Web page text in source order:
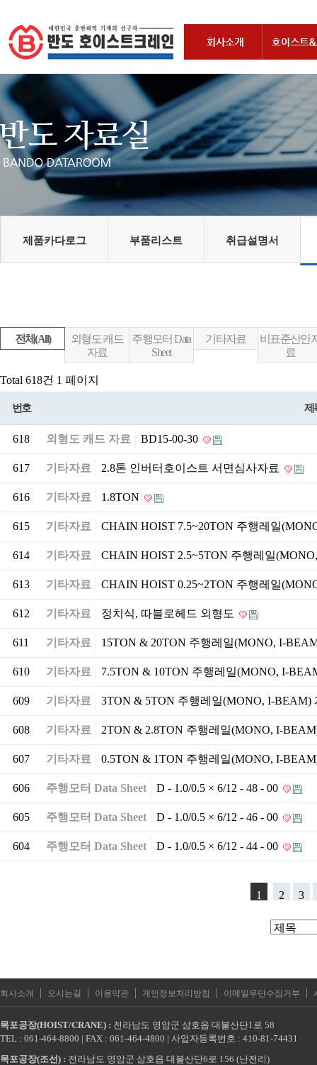
제품카다로그 부품리스트 취급설명서
전체(All)
외형도 캐드
자료
주행모터 Data
Sheet
기타자료
비표준산안
료
Total 618건 1 페이지
번호 제
618 외형도 캐드 자료 BD15-00-30
617 기타자료 2.8톤 인버터호이스트 서면심사자료
616 기타자료 1.8TON
615 기타자료 CHAIN HOIST 7.5~20TON 주행레일
614 기타자료 CHAIN HOIST 2.5~5TON 주행레일
613 기타자료 CHAIN HOIST 0.25~2TON 주행레일
612 기타자료 정치식, 따블로헤드 외형도
611 기타자료 15TON & 20TON 주행레일(MONO, I-
610 기타자료 7.5TON & 10TON 주행레일(MONO, I-
609 기타자료 3TON & 5TON 주행레일(MONO, I-BEAM)
608 기타자료 2TON & 2.8TON 주행레일(MONO, I-
607 기타자료 0.5TON & 1TON 주행레일(MONO, I-
606 주행모터 Data Sheet D - 1.0/0.5 × 6/12 - 48 - 00
605 주행모터 Data Sheet D - 1.0/0.5 × 6/12 - 46 - 00
604 주행모터 Data Sheet D - 1.0/0.5 × 6/12 - 44 - 00
1 2 3
회사소개 | 오시는길 | 이용약관 | 개인정보처리방침 | 이메일무단수집거부 |
목포공장(HOIST/CRANE) : 전라남도 영암군 삼호읍 대불산단1로 58
TEL : 061-464-8800 | FAX : 061-464-4800 | 사업자등록번호 : 410-81-74431
목포공장(조선) : 전라남도 영암군 삼호읍 대불산단6로 156 (난전리)